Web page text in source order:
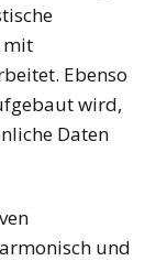
mit
Ebenso
wird,
Daten
und